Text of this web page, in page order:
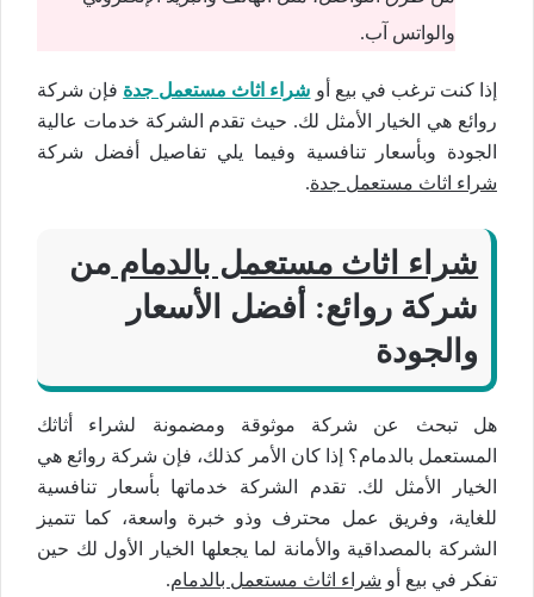
والواتس آب.
إذا كنت ترغب في بيع أو شراء اثاث مستعمل جدة فإن شركة
روائع هي الخيار الأمثل لك. حيث تقدم الشركة خدمات عالية
الجودة وبأسعار تنافسية وفيما يلي تفاصيل أفضل شركة
شراء اثاث مستعمل جدة.
شراء اثاث مستعمل بالدمام من
شركة روائع: أفضل الأسعار
والجودة
هل تبحث عن شركة موثوقة ومضمونة لشراء أثاثك
المستعمل بالدمام؟ إذا كان الأمر كذلك، فإن شركة روائع هي
الخيار الأمثل لك. تقدم الشركة خدماتها بأسعار تنافسية
للغاية، وفريق عمل محترف وذو خبرة واسعة، كما تتميز
الشركة بالمصداقية والأمانة لما يجعلها الخيار الأول لك حين
تفكر في بيع أو شراء اثاث مستعمل بالدمام.